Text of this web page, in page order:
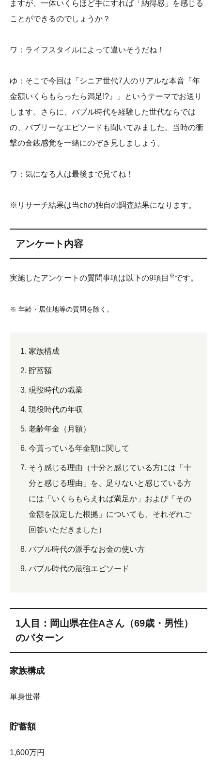
ますが、一体いくらほど手にすれば「納得感」を感じる
ことができるのでしょうか？
ワ：ライフスタイルによって違いそうだね！
ゆ：そこで今回は「シニア世代7人のリアルな本音『年
金額いくらもらったら満足!?』」というテーマでお送り
します。さらに、バブル時代を経験した世代ならでは
の、バブリーなエピソードも聞いてみました。当時の衝
撃の金銭感覚を一緒にのぞき見しましょう。
ワ：気になる人は最後まで見てね！
※リサーチ結果は当chの独自の調査結果になります。
アンケート内容
実施したアンケートの質問事項は以下の9項目 ※です。
※ 年齢・居住地等の質問を除く。
家族構成
貯蓄額
現役時代の職業
現役時代の年収
老齢年金（月額）
今貰っている年金額に関して
そう感じる理由（十分と感じている方には「十
分と感じる理由」を、足りないと感じている方
には「いくらもらえれば満足か」および「その
金額を設定した根拠」についても、それぞれご
回答いただきました）
バブル時代の派手なお金の使い方
バブル時代の最強エピソード
1人目：岡山県在住Aさん（69歳・男性）
のパターン
家族構成
単身世帯
貯蓄額
1,600万円